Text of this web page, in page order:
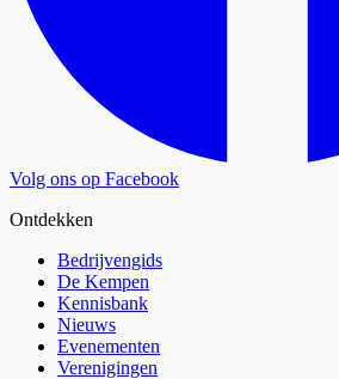
Volg ons op Facebook
Ontdekken
Bedrijvengids
De Kempen
Kennisbank
Nieuws
Evenementen
Verenigingen